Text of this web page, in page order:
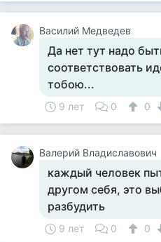
Василий Медведев
Да нет тут надо
соответствовать
тобою...
9 лет 0 0
Валерий Владиславович
каждый человек
другом себя, это
разбудить
9 лет 0 0